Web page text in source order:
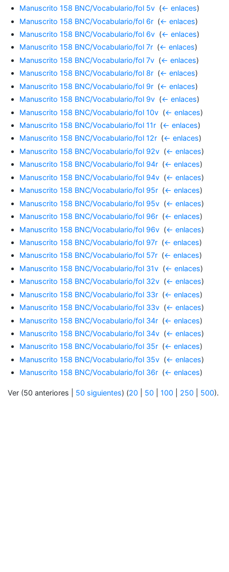
Manuscrito 158 BNC/Vocabulario/fol 5v (← enlaces)
Manuscrito 158 BNC/Vocabulario/fol 6r (← enlaces)
Manuscrito 158 BNC/Vocabulario/fol 6v (← enlaces)
Manuscrito 158 BNC/Vocabulario/fol 7r (← enlaces)
Manuscrito 158 BNC/Vocabulario/fol 7v (← enlaces)
Manuscrito 158 BNC/Vocabulario/fol 8r (← enlaces)
Manuscrito 158 BNC/Vocabulario/fol 9r (← enlaces)
Manuscrito 158 BNC/Vocabulario/fol 9v (← enlaces)
Manuscrito 158 BNC/Vocabulario/fol 10v (← enlaces)
Manuscrito 158 BNC/Vocabulario/fol 11r (← enlaces)
Manuscrito 158 BNC/Vocabulario/fol 12r (← enlaces)
Manuscrito 158 BNC/Vocabulario/fol 92v (← enlaces)
Manuscrito 158 BNC/Vocabulario/fol 94r (← enlaces)
Manuscrito 158 BNC/Vocabulario/fol 94v (← enlaces)
Manuscrito 158 BNC/Vocabulario/fol 95r (← enlaces)
Manuscrito 158 BNC/Vocabulario/fol 95v (← enlaces)
Manuscrito 158 BNC/Vocabulario/fol 96r (← enlaces)
Manuscrito 158 BNC/Vocabulario/fol 96v (← enlaces)
Manuscrito 158 BNC/Vocabulario/fol 97r (← enlaces)
Manuscrito 158 BNC/Vocabulario/fol 57r (← enlaces)
Manuscrito 158 BNC/Vocabulario/fol 31v (← enlaces)
Manuscrito 158 BNC/Vocabulario/fol 32v (← enlaces)
Manuscrito 158 BNC/Vocabulario/fol 33r (← enlaces)
Manuscrito 158 BNC/Vocabulario/fol 33v (← enlaces)
Manuscrito 158 BNC/Vocabulario/fol 34r (← enlaces)
Manuscrito 158 BNC/Vocabulario/fol 34v (← enlaces)
Manuscrito 158 BNC/Vocabulario/fol 35r (← enlaces)
Manuscrito 158 BNC/Vocabulario/fol 35v (← enlaces)
Manuscrito 158 BNC/Vocabulario/fol 36r (← enlaces)
Ver (50 anteriores | 50 siguientes) (20 50 100 250 500).